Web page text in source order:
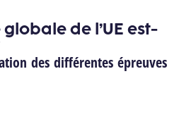
de l’UE est-
des différentes épreuves